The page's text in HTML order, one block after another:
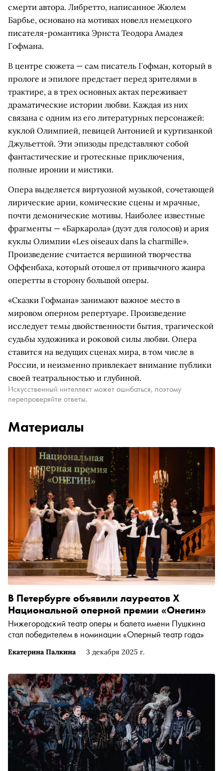
смерти автора. Либретто, написанное Жюлем
Барбье, основано на мотивах новелл немецкого
писателя-романтика Эрнста Теодора Амадея
Гофмана.
В центре сюжета — сам писатель Гофман, который в
прологе и эпилоге предстает перед зрителями в
трактире, а в трех основных актах переживает
драматические истории любви. Каждая из них
связана с одним из его литературных персонажей:
куклой Олимпией, певицей Антонией и куртизанкой
Джульеттой. Эти эпизоды представляют собой
фантастические и гротескные приключения,
полные иронии и мистики.
Опера выделяется виртуозной музыкой, сочетающей
лирические арии, комические сцены и мрачные,
почти демонические мотивы. Наиболее известные
фрагменты — «Баркарола» (дуэт для голосов) и ария
куклы Олимпии «Les oiseaux dans la charmille».
Произведение считается вершиной творчества
Оффенбаха, который отошел от привычного жанра
оперетты в сторону большой оперы.
«Сказки Гофмана» занимают важное место в
мировом оперном репертуаре. Произведение
исследует темы двойственности бытия, трагической
судьбы художника и роковой силы любви. Опера
ставится на ведущих сценах мира, в том числе в
России, и неизменно привлекает внимание публики
своей театральностью и глубиной.
Искусственный интеллект может ошибаться, поэтому
перепроверяйте ответы.
Материалы
Екатерина Палкина 3 декабря 2025 г.
В Петербурге объявили лауреатов X
Национальной оперной премии «Онегин»
Нижегородский театр оперы и балета имени Пушкина
стал победителем в номинации «Оперный театр года»